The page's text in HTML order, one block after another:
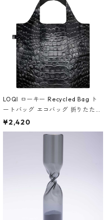
ア/クラウン ブラック
LOQI ローキー Recycled Bag ト
ートバッグ エコバッグ 折りたたみ
大きめ 撥水加工 収納ポーチ CRO
CODILE/Black クロコダイル/ブラ
¥2,420